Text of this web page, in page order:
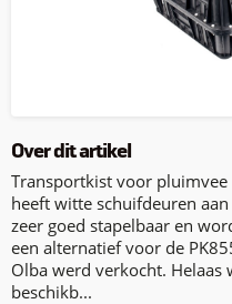
Over dit artikel
Transportkist voor
heeft witte schuifdeuren
zeer goed stapelbaar en
een alternatief voor de
Olba werd verkocht.
beschikb...